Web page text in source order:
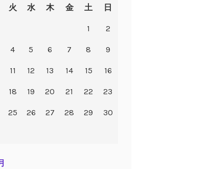
火 水 木 金 土 日
1 2
4 5 6 7 8 9
11 12 13 14 15 16
18 19 20 21 22 23
25 26 27 28 29 30